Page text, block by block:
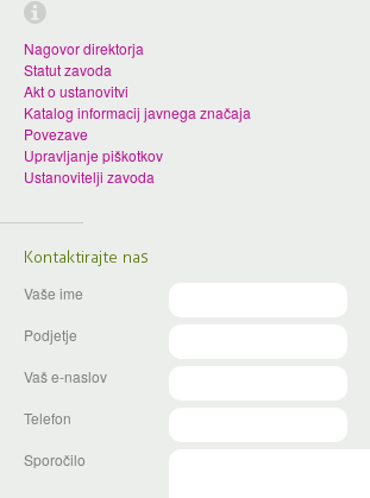
Nagovor direktorja
Statut zavoda
Akt o ustanovitvi
Katalog informacij javnega značaja
Povezave
Upravljanje piškotkov
Ustanovitelji zavoda
Kontaktirajte nas
Vaše ime
Podjetje
Vaš e-naslov
Telefon
Sporočilo